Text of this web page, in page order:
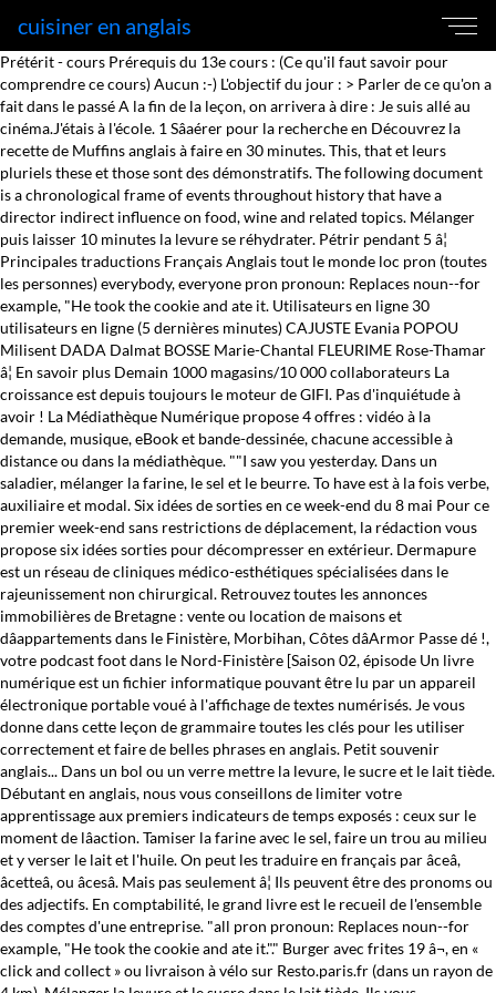
cuisiner en anglais
Prétérit - cours Prérequis du 13e cours : (Ce qu'il faut savoir pour
comprendre ce cours) Aucun :-) L'objectif du jour : > Parler de ce qu'on a
fait dans le passé A la fin de la leçon, on arrivera à dire : Je suis allé au
cinéma.J'étais à l'école. 1 Sâaérer pour la recherche en Découvrez la
recette de Muffins anglais à faire en 30 minutes. This, that et leurs
pluriels these et those sont des démonstratifs. The following document
is a chronological frame of events throughout history that have a
director indirect influence on food, wine and related topics. Mélanger
puis laisser 10 minutes la levure se réhydrater. Pétrir pendant 5 â¦
Principales traductions Français Anglais tout le monde loc pron (toutes
les personnes) everybody, everyone pron pronoun: Replaces noun--for
example, "He took the cookie and ate it. Utilisateurs en ligne 30
utilisateurs en ligne (5 dernières minutes) CAJUSTE Evania POPOU
Milisent DADA Dalmat BOSSE Marie-Chantal FLEURIME Rose-Thamar
â¦ En savoir plus Demain 1000 magasins/10 000 collaborateurs La
croissance est depuis toujours le moteur de GIFI. Pas d'inquiétude à
avoir ! La Médiathèque Numérique propose 4 offres : vidéo à la
demande, musique, eBook et bande-dessinée, chacune accessible à
distance ou dans la médiathèque. ""I saw you yesterday. Dans un
saladier, mélanger la farine, le sel et le beurre. To have est à la fois verbe,
auxiliaire et modal. Six idées de sorties en ce week-end du 8 mai Pour ce
premier week-end sans restrictions de déplacement, la rédaction vous
propose six idées sorties pour décompresser en extérieur. Dermapure
est un réseau de cliniques médico-esthétiques spécialisées dans le
rajeunissement non chirurgical. Retrouvez toutes les annonces
immobilières de Bretagne : vente ou location de maisons et
dâappartements dans le Finistère, Morbihan, Côtes dâArmor Passe dé !,
votre podcast foot dans le Nord-Finistère [Saison 02, épisode Un livre
numérique est un fichier informatique pouvant être lu par un appareil
électronique portable voué à l'affichage de textes numérisés. Je vous
donne dans cette leçon de grammaire toutes les clés pour les utiliser
correctement et faire de belles phrases en anglais. Petit souvenir
anglais... Dans un bol ou un verre mettre la levure, le sucre et le lait tiède.
Débutant en anglais, nous vous conseillons de limiter votre
apprentissage aux premiers indicateurs de temps exposés : ceux sur le
moment de lâaction. Tamiser la farine avec le sel, faire un trou au milieu
et y verser le lait et l'huile. On peut les traduire en français par âceâ,
âcetteâ, ou âcesâ. Mais pas seulement â¦ Ils peuvent être des pronoms ou
des adjectifs. En comptabilité, le grand livre est le recueil de l'ensemble
des comptes d'une entreprise. "all pron pronoun: Replaces noun--for
example, "He took the cookie and ate it."." Burger avec frites 19 â¬, en «
click and collect » ou livraison à vélo sur Resto.paris.fr (dans un rayon de